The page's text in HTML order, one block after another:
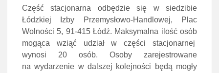
Część stacjonarna odbędzie się w siedzibie
Łódzkiej Izby Przemysłowo-Handlowej, Plac
Wolności 5, 91-415 Łódź. Maksymalna ilość osób
mogąca wziąć udział w części stacjonarnej
wynosi 20 osób. Osoby zarejestrowane
na wydarzenie w dalszej kolejności będą mogły